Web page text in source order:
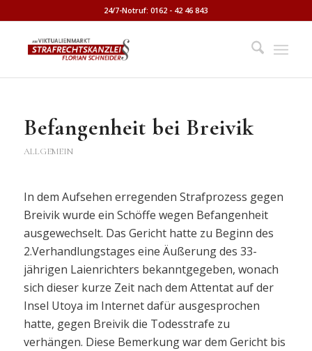
24/7-Notruf: 0162 - 42 46 843
Befangenheit bei Breivik
ALLGEMEIN
In dem Aufsehen erregenden Strafprozess gegen
Breivik wurde ein Schöffe wegen Befangenheit
ausgewechselt. Das Gericht hatte zu Beginn des
2.Verhandlungstages eine Äußerung des 33-
jährigen Laienrichters bekanntgegeben, wonach
sich dieser kurze Zeit nach dem Attentat auf der
Insel Utoya im Internet dafür ausgesprochen
hatte, gegen Breivik die Todesstrafe zu
verhängen. Diese Bemerkung war dem Gericht bis